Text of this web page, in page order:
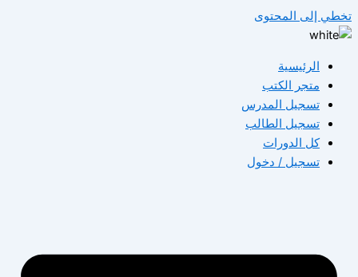
تخطي إلى المحتوى
الرئيسية
متجر الكتب
تسجيل المدرس
تسجيل الطالب
كل الدورات
تسجيل / دخول